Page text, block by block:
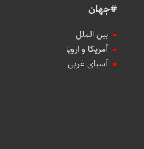
#جهان
بین الملل
آمریکا و اروپا
آسیای غربی